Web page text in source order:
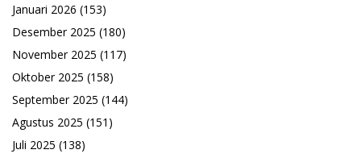
Januari 2026 (153)
Desember 2025 (180)
November 2025 (117)
Oktober 2025 (158)
September 2025 (144)
Agustus 2025 (151)
Juli 2025 (138)